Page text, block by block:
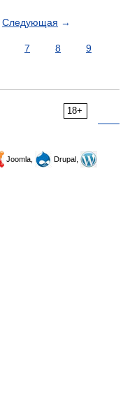
Следующая →
7 8
9
18+
Joomla,
Drupal,